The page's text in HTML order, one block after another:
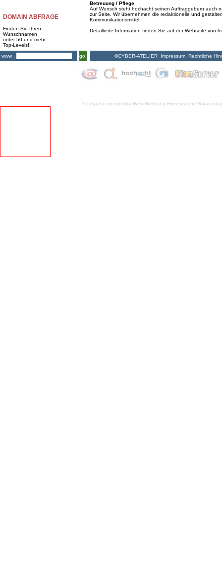
DOMAIN ABFRAGE
Finden Sie Ihren
Wunschnamen
unter 50 und mehr
Top-Levels!!
www .
go!
Betreuung / Pflege
Auf Wunsch steht hochacht seinen Auftraggebern auch
zur Seite. Wir übernehmen die redaktionelle und
Kommunikationsmittel.
Detaillierte Information finden Sie auf der Webseite von
©CYBER-ATELIER Impressum Rechtliche
hochacht crossmedia Web-Werbung Firmensuche